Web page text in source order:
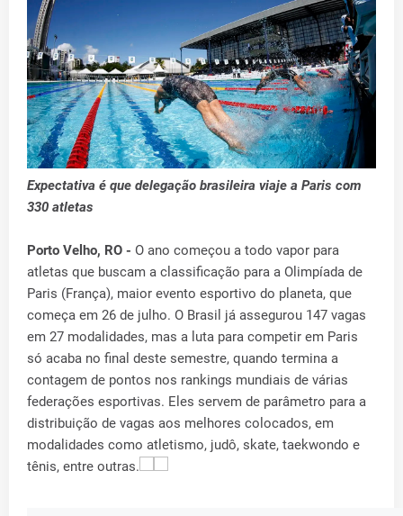
Expectativa é que delegação brasileira viaje a Paris com
330 atletas
Porto Velho, RO - O ano começou a todo vapor para
atletas que buscam a classificação para a Olimpíada de
Paris (França), maior evento esportivo do planeta, que
começa em 26 de julho. O Brasil já assegurou 147 vagas
em 27 modalidades, mas a luta para competir em Paris
só acaba no final deste semestre, quando termina a
contagem de pontos nos rankings mundiais de várias
federações esportivas. Eles servem de parâmetro para a
distribuição de vagas aos melhores colocados, em
modalidades como atletismo, judô, skate, taekwondo e
tênis, entre outras.